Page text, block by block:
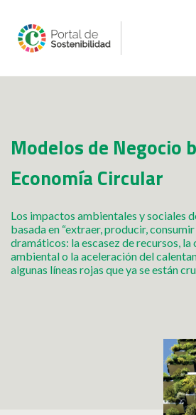
Modelos de Negocio
Economía Circular
Los impactos ambientales y sociales
basada en “extraer, producir,
dramáticos: la escasez de recursos,
ambiental o la aceleración del
algunas líneas rojas que ya se están